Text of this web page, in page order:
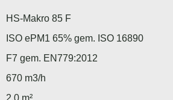
HS-Makro 85 F
ISO ePM1 65% gem. ISO 16890
F7 gem. EN779:2012
670 m3/h
2.0 m²